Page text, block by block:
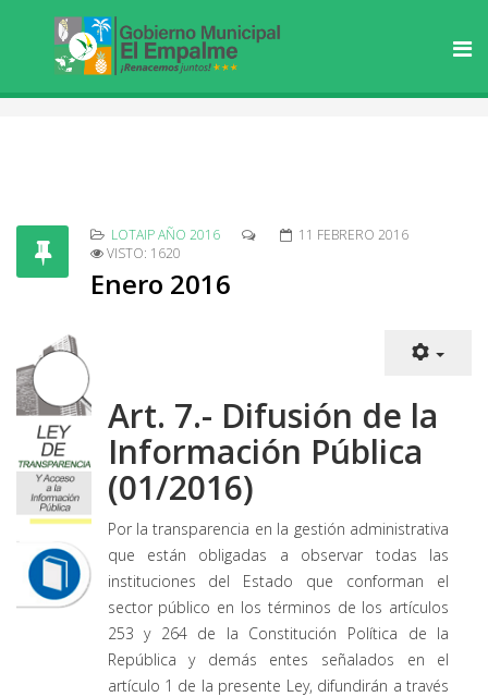
LOTAIP AÑO 2016
11 FEBRERO 2016
VISTO: 1620
Enero 2016
Art. 7.- Difusión de la
Información Pública
(01/2016)
Por la transparencia en la gestión administrativa
que están obligadas a observar todas las
instituciones del Estado que conforman el
sector público en los términos de los artículos
253 y 264 de la Constitución Política de la
República y demás entes señalados en el
artículo 1 de la presente Ley, difundirán a través